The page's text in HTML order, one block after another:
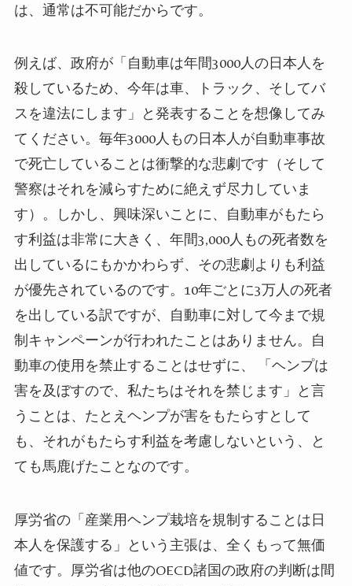
は、通常は不可能だからです。
例えば、政府が「自動車は年間3000人の日本人を
殺しているため、今年は車、トラック、そしてバ
スを違法にします」と発表することを想像してみ
てください。毎年3000人もの日本人が自動車事故
で死亡していることは衝撃的な悲劇です（そして
警察はそれを減らすために絶えず尽力していま
す）。
しかし、興味深いことに、自動車がもたら
す利益は非常に大きく、年間3,000人もの死者数を
出しているにもかかわらず、その悲劇よりも利益
が優先されているのです。 10年ごとに3万人の死者
を出している訳ですが、自動車に対して今まで規
制キャンペーンが行われたことはありません。自
動車の使用を禁止することはせずに、
「ヘンプは
害を及ぼすので、私たちはそれを禁じます」と言
うことは、たとえヘンプが害をもたらすとして
も、それがもたらす利益を考慮しないという、と
ても馬鹿げたことなのです。
厚労省の「産業用ヘンプ栽培を規制することは日
本人を保護する」という主張は、全くもって無価
値です。厚労省は他のOECD諸国の政府の判断は間